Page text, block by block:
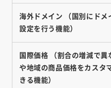
海外ドメイン
（国別にドメ
設定を行う機能）
国際価格
（割合の増減で異
や地域の商品価格をカスタ
きる機能）